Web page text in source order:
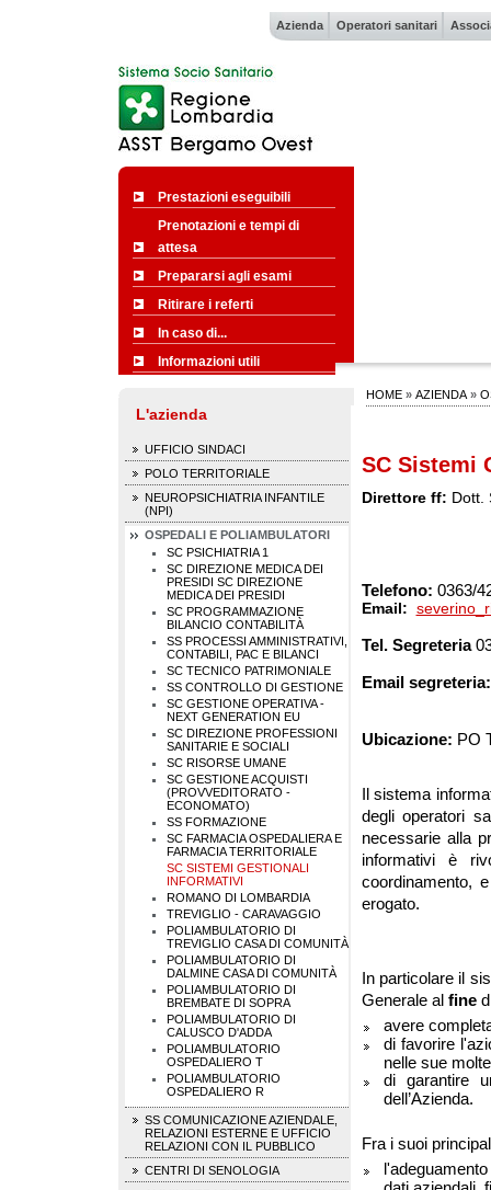
Azienda Operatori sanitari
Prestazioni eseguibili
Prenotazioni e tempi di
attesa
Prepararsi agli esami
Ritirare i referti
In caso di...
Informazioni utili
L'azienda
UFFICIO SINDACI
POLO TERRITORIALE
NEUROPSICHIATRIA INFANTILE
(NPI)
OSPEDALI E POLIAMBULATORI
SC PSICHIATRIA 1
SC DIREZIONE MEDICA DEI
PRESIDI SC DIREZIONE
MEDICA DEI PRESIDI
SC PROGRAMMAZIONE
BILANCIO CONTABILITÀ
SS PROCESSI AMMINISTRATIVI,
CONTABILI, PAC E BILANCI
SC TECNICO PATRIMONIALE
SS CONTROLLO DI GESTIONE
SC GESTIONE OPERATIVA -
NEXT GENERATION EU
SC DIREZIONE PROFESSIONI
SANITARIE E SOCIALI
SC RISORSE UMANE
SC GESTIONE ACQUISTI
(PROVVEDITORATO -
ECONOMATO)
SS FORMAZIONE
SC FARMACIA OSPEDALIERA E
FARMACIA TERRITORIALE
SC SISTEMI GESTIONALI
INFORMATIVI
ROMANO DI LOMBARDIA
TREVIGLIO - CARAVAGGIO
POLIAMBULATORIO DI
TREVIGLIO CASA DI COMUNITÀ
POLIAMBULATORIO DI
DALMINE CASA DI COMUNITÀ
POLIAMBULATORIO DI
BREMBATE DI SOPRA
POLIAMBULATORIO DI
CALUSCO D'ADDA
POLIAMBULATORIO
OSPEDALIERO T
POLIAMBULATORIO
OSPEDALIERO R
SS COMUNICAZIONE AZIENDALE,
RELAZIONI ESTERNE E UFFICIO
RELAZIONI CON IL PUBBLICO
CENTRI DI SENOLOGIA
HOME» AZIENDA»
SC Sistemi
Direttore ff: Dott.
Telefono: 0363/
Email:
Tel. Segreteria
Email
Ubicazione: PO
Il sistema
degli operatori
necessarie alla
informativi è
coordinamento,
erogato.
In particolare il
Generale al fine
avere
di favorire
nelle sue
di garantire
dell’Azienda.
Fra i suoi